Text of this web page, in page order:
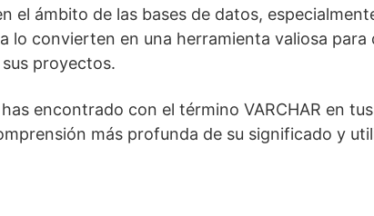
el ámbito de las bases de datos,
convierten en una herramienta valiosa
proyectos.
encontrado con el término VARCHAR en
más profunda de su significado y